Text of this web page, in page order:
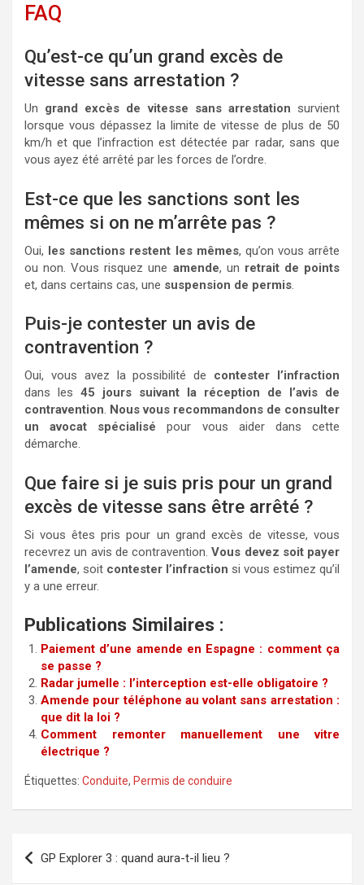
FAQ
Qu’est-ce qu’un grand excès de
vitesse sans arrestation ?
Un grand excès de vitesse sans arrestation survient
lorsque vous dépassez la limite de vitesse de plus de 50
km/h et que l’infraction est détectée par radar, sans que
vous ayez été arrêté par les forces de l’ordre.
Est-ce que les sanctions sont les
mêmes si on ne m’arrête pas ?
Oui, les sanctions restent les mêmes, qu’on vous arrête
ou non. Vous risquez une amende, un retrait de points
et, dans certains cas, une suspension de permis.
Puis-je contester un avis de
contravention ?
Oui, vous avez la possibilité de contester l’infraction
dans les 45 jours suivant la réception de l’avis de
contravention. Nous vous recommandons de consulter
un avocat spécialisé pour vous aider dans cette
démarche.
Que faire si je suis pris pour un grand
excès de vitesse sans être arrêté ?
Si vous êtes pris pour un grand excès de vitesse, vous
recevrez un avis de contravention.Vous devez soit payer
l’amende, soit contester l’infraction si vous estimez qu’il
y a une erreur.
Publications Similaires :
Paiement d’une amende en Espagne : comment ça
se passe ?
Radar jumelle : l’interception est-elle obligatoire ?
Amende pour téléphone au volant sans arrestation :
que dit la loi ?
Comment remonter manuellement une vitre
électrique ?
Étiquettes: Conduite, Permis de conduire
Navigation
de
GP Explorer 3 : quand aura-t-il lieu ?